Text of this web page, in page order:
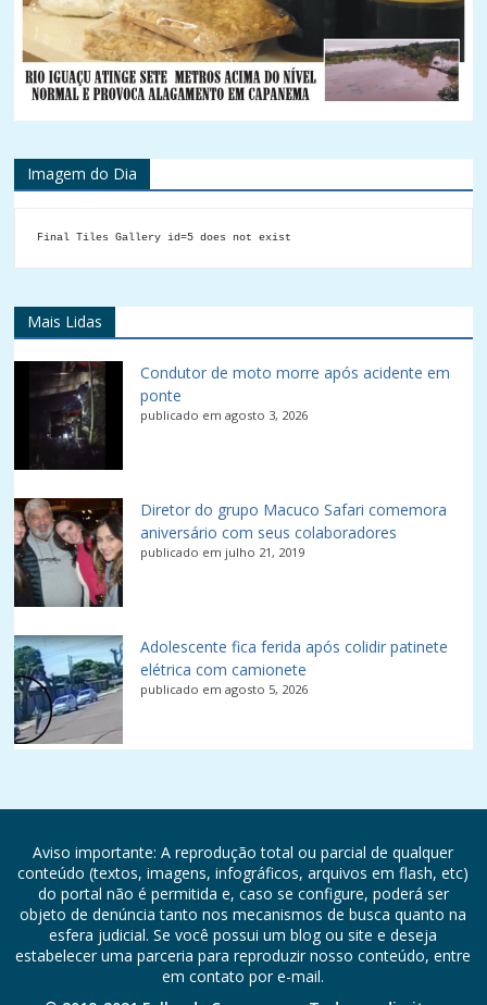
Imagem do Dia
Final Tiles Gallery id=5 does not exist
Mais Lidas
Condutor de moto morre após acidente em
ponte
publicado em agosto 3, 2026
Diretor do grupo Macuco Safari comemora
aniversário com seus colaboradores
publicado em julho 21, 2019
Adolescente fica ferida após colidir patinete
elétrica com camionete
publicado em agosto 5, 2026
Aviso importante: A reprodução total ou parcial de qualquer
conteúdo (textos, imagens, infográficos, arquivos em flash, etc)
do portal não é permitida e, caso se configure, poderá ser
objeto de denúncia tanto nos mecanismos de busca quanto na
esfera judicial. Se você possui um blog ou site e deseja
estabelecer uma parceria para reproduzir nosso conteúdo, entre
em contato por e-mail.